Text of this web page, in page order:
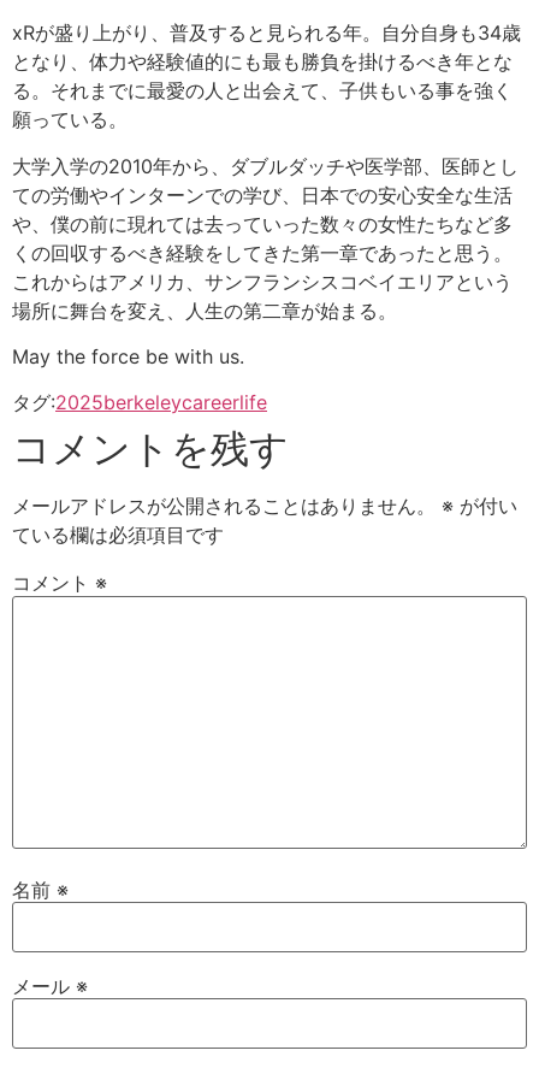
xRが盛り上がり、普及すると見られる年。自分自身も34歳
となり、体力や経験値的にも最も勝負を掛けるべき年とな
る。それまでに最愛の人と出会えて、子供もいる事を強く
願っている。
大学入学の2010年から、ダブルダッチや医学部、医師とし
ての労働やインターンでの学び、日本での安心安全な生活
や、僕の前に現れては去っていった数々の女性たちなど多
くの回収するべき経験をしてきた第一章であったと思う。
これからはアメリカ、サンフランシスコベイエリアという
場所に舞台を変え、人生の第二章が始まる。
May the force be with us.
タグ:2025berkeleycareerlife
コメントを残す
メールアドレスが公開されることはありません。 ※ が付い
ている欄は必須項目です
コメント ※
名前 ※
メール ※